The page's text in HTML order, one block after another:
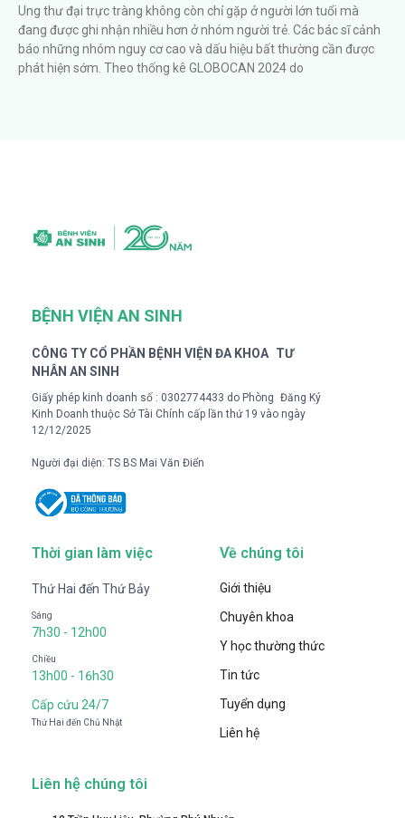
Ung thư đại trực tràng không còn chỉ gặp ở người lớn tuổi mà
đang được ghi nhận nhiều hơn ở nhóm người trẻ. Các bác sĩ cảnh
báo những nhóm nguy cơ cao và dấu hiệu bất thường cần được
phát hiện sớm. Theo thống kê GLOBOCAN 2024 do
BỆNH VIỆN AN SINH
CÔNG TY CỔ PHẦN BỆNH VIỆN ĐA KHOA TƯ
NHÂN AN SINH
Giấy phép kinh doanh số : 0302774433 do Phòng Đăng Ký
Kinh Doanh thuộc Sở Tài Chính cấp lần thứ 19 vào ngày
12/12/2025
Người đại diện: TS BS Mai Văn Điển
Thời gian làm việc
Thứ Hai đến Thứ Bảy
Sáng
7h30 - 12h00
Chiều
13h00 - 16h30
Cấp cứu 24/7
Thứ Hai đến Chủ Nhật
Về chúng tôi
Giới thiệu
Chuyên khoa
Y học thường thức
Tin tức
Tuyển dụng
Liên hệ
Liên hệ chúng tôi